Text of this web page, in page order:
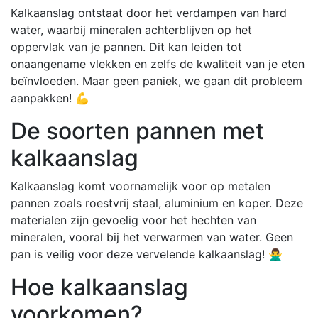
Kalkaanslag ontstaat door het verdampen van hard
water, waarbij mineralen achterblijven op het
oppervlak van je pannen. Dit kan leiden tot
onaangename vlekken en zelfs de kwaliteit van je eten
beïnvloeden. Maar geen paniek, we gaan dit probleem
aanpakken! 💪
De soorten pannen met
kalkaanslag
Kalkaanslag komt voornamelijk voor op metalen
pannen zoals roestvrij staal, aluminium en koper. Deze
materialen zijn gevoelig voor het hechten van
mineralen, vooral bij het verwarmen van water. Geen
pan is veilig voor deze vervelende kalkaanslag! 🙅‍♂️
Hoe kalkaanslag